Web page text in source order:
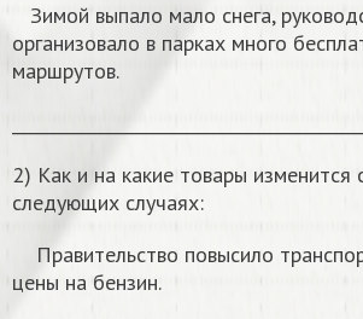
Зимой выпало мало снега,
организовало в парках много
маршрутов.
2) Как и на какие товары изменится
следующих случаях:
Правительство повысило
цены на бензин.